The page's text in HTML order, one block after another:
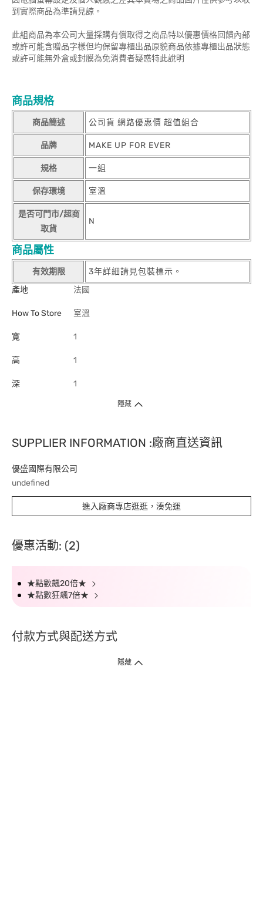
到實際商品為準請見諒。
此組商品為本公司大量採購有償取得之商品特以優惠價格回饋內部
或許可能含贈品字樣但均保留專櫃出品原貌商品依據專櫃出品狀態
或許可能無外盒或封膜為免消費者疑惑特此說明
商品規格
商品簡述 公司貨 網路優惠價 超值組合
品牌 MAKE UP FOR EVER
規格 一組
保存環境 室溫
是否可門市/超商
取貨
N
商品屬性
有效期限
3年詳細請見包裝標示。
產地
法國
How To Store 室溫
寬 1
高 1
深 1
隱藏
SUPPLIER INFORMATION :廠商直送資訊
優盛國際有限公司
undefined
進入廠商專店逛逛，湊免運
優惠活動: (2)
★點數飆20倍★
★點數狂飆7倍★
付款方式與配送方式
隱藏